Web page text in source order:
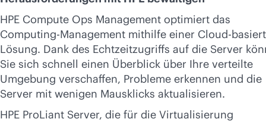
HPE Compute Ops Management optimiert das
Computing-Management mithilfe einer Cloud-
Lösung. Dank des Echtzeitzugriffs auf die Server
Sie sich schnell einen Überblick über Ihre verteilte
Umgebung verschaffen, Probleme erkennen und die
Server mit wenigen Mausklicks aktualisieren.
HPE ProLiant Server, die für die Virtualisierung